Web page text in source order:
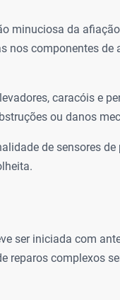
minuciosa da
nos componentes de
caracóis e
ou danos
de sensores de
ser iniciada com
reparos complexos